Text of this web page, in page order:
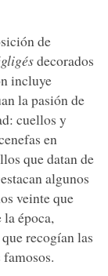
de
decorados
incluye
la pasión de
cuellos y
en
que datan de
algunos
veinte que
época,
recogían las